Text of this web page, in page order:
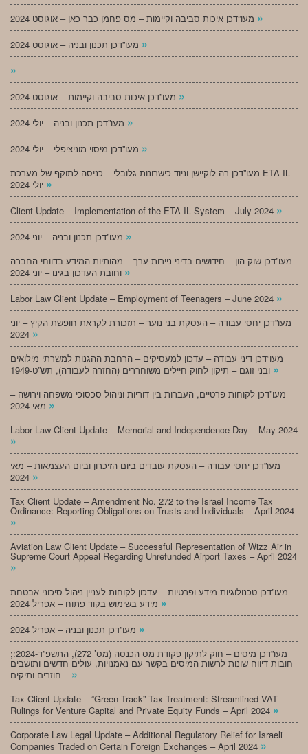
»
»
»
»
»
»
מעו”דכן רה-לוקיישן וניוד כישרונות גלובלי – כניסה לתוקף של מערכת ETA-IL –
»
Client Update – Implementation of the ETA-IL System – July 2024 »
»
מעו”דכן שוק הון – חידושים בדיני ניירות ערך – מהותיות המידע בדווחי החברה
»
Labor Law Client Update – Employment of Teenagers – June 2024 »
מעו”דכן יחסי עבודה – העסקת בני נוער – תזכורת לקראת חופשת הקיץ – יוני
»
מעו”דכן דיני עבודה – עדכון למעסיקים – הרחבת ההגנות למשרתי מילואים
»
מעו”דכן לקוחות פרטיים, העברות בין דוריות וניהול סכסוכי משפחה וירושה –
»
Labor Law Client Update – Memorial and Independence Day – May 2024
»
מעו”דכן יחסי עבודה – העסקת עובדים ביום הזיכרון וביום העצמאות – מאי
»
Tax Client Update – Amendment No. 272 to the Israel Income Tax
Ordinance: Reporting Obligations on Trusts and Individuals – April 2024
»
Aviation Law Client Update – Successful Representation of Wizz Air in
Supreme Court Appeal Regarding Unrefunded Airport Taxes – April 2024
»
מעו”דכן טכנולוגיות מידע ופרטיות – עדכון לקוחות לעניין ניהול סיכוני אבטחת
»
»
;מעו”דכן מיסים – חוק לתיקון פקודת מס הכנסה (מס’ 272), התשפ”ד-2024:
חובות דיווח שונות לרשות המיסים בקשר עם נאמנויות, עולים חדשים ותושבים
חוזרים ותיקים – »
Tax Client Update – “Green Track” Tax Treatment: Streamlined VAT
Rulings for Venture Capital and Private Equity Funds – April 2024 »
Corporate Law Legal Update – Additional Regulatory Relief for Israeli
Companies Traded on Certain Foreign Exchanges – April 2024 »